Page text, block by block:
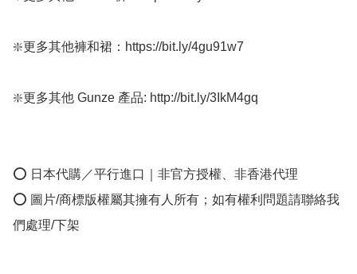
❇️更多其他褲和裙：https://bit.ly/4gu91w7
❇️更多其他 Gunze 產品: http://bit.ly/3IkM4gq
⭕ 日本代購／平行進口｜非官方授權、非香港代理
⭕ 圖片/商標版權屬其擁有人所有；如有權利問題請聯絡我
們處理/下架